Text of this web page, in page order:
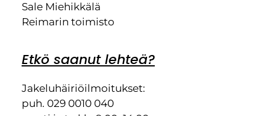
Sale Miehikkälä
Reimarin toimisto
Etkö saanut lehteä?
Jakeluhäiriöilmoitukset:
puh. 029 0010 040